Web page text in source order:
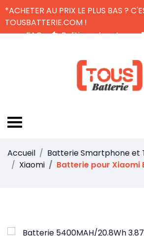
*ACHETER AU PRIX LE PLUS BAS ?
TOUSBATTERIE.COM !
FAQ
Politique de retour
Accueil
Batterie Smartphone et
Xiaomi
Batterie pour Xiaomi